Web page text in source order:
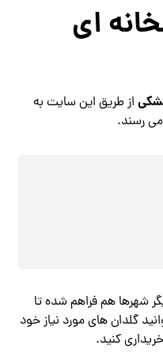
ای
از طریق این سایت به
رسند.
شهرها هم فراهم شده تا
گلدان های مورد نیاز خود
کنید.